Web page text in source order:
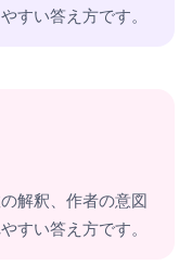
すい答え方です。
解釈、作者の意図
すい答え方です。